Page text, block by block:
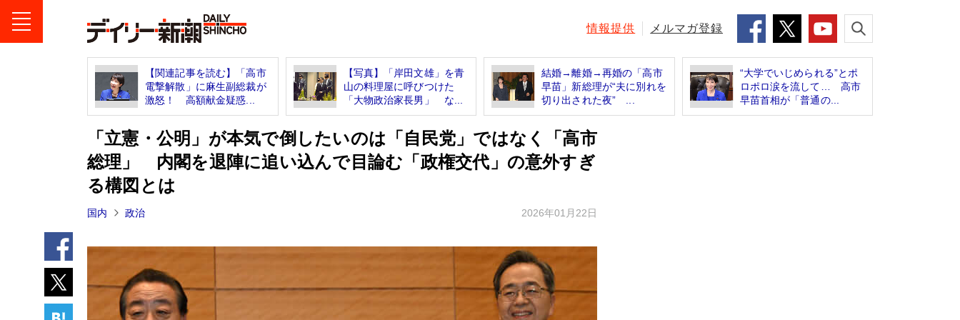
情報提供 メルマガ登録
【関連記事を読む】「高市
電撃解散」に麻生副総裁が
激怒！ 高額献金疑惑...
【写真】「岸田文雄」を青
山の料理屋に呼びつけた
「大物政治家長男」 な...
結婚→離婚→再婚の「高市
早苗」新総理が“夫に別れを
切り出された夜” ...
“大学でいじめられる”とポ
ロポロ涙を流して… 高市
早苗首相が「普通の...
「立憲・公明」が本気で倒したいのは「自民党」ではなく「高市
総理」 内閣を退陣に追い込んで目論む「政権交代」の意外すぎ
る構図とは
国内 政治 2026年01月22日